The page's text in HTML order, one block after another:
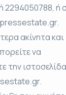
2294050788, ή
ακίνητα και
να
την